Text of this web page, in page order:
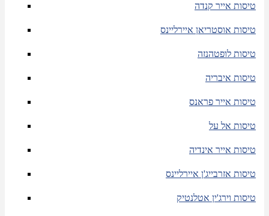
טיסות אייר קנדה
טיסות אוסטריאן איירליינס
טיסות לופטהנזה
טיסות איבריה
טיסות אייר פראנס
טיסות אל על
טיסות אייר אינדיה
טיסות אזרבייג'ן איירליינס
טיסות וירג'ין אטלנטיק